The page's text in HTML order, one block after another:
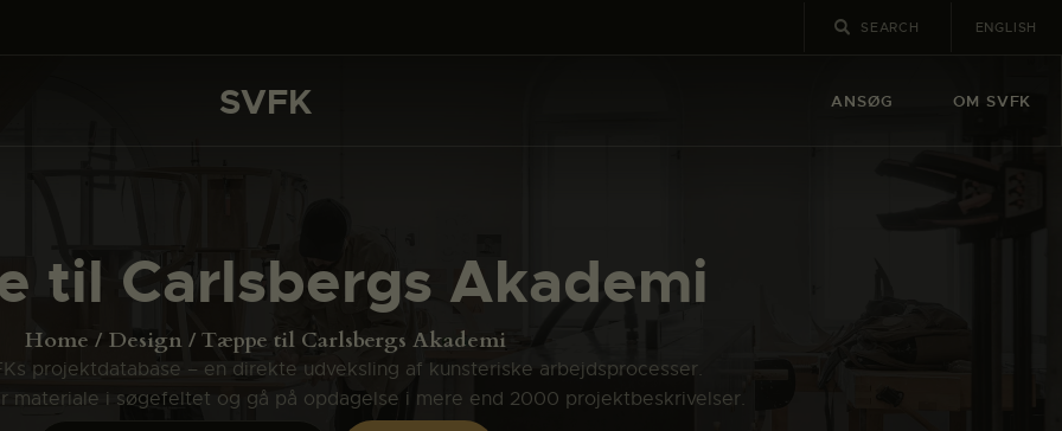
ENGLISH
SVFK ANSØG OM SVFK
til Carlsbergs Akademi
Home Design Tæppe til Carlsbergs Akademi
projektdatabase – en direkte udveksling af kunsteriske arbejdsprocesser.
materiale i søgefeltet og gå på opdagelse i mere end 2000 projektbeskrivelser.
SVFK
PROJEKTER
CHANNEL
OM SVFK
ENGLISH